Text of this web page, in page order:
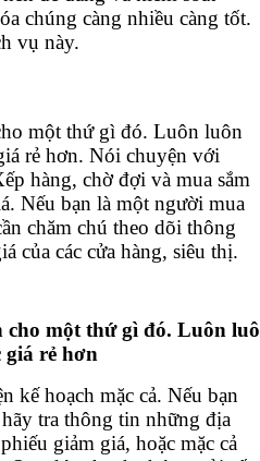
chúng càng nhiều càng tốt.
vụ này.
một thứ gì đó. Luôn luôn
rẻ hơn. Nói chuyện với
hàng, chờ đợi và mua sắm
Nếu bạn là một người mua
chăm chú theo dõi thông
của các cửa hàng, siêu thị.
một thứ gì đó. Luôn
giá rẻ hơn
kế hoạch mặc cả. Nếu bạn
tra thông tin những địa
giảm giá, hoặc mặc cả